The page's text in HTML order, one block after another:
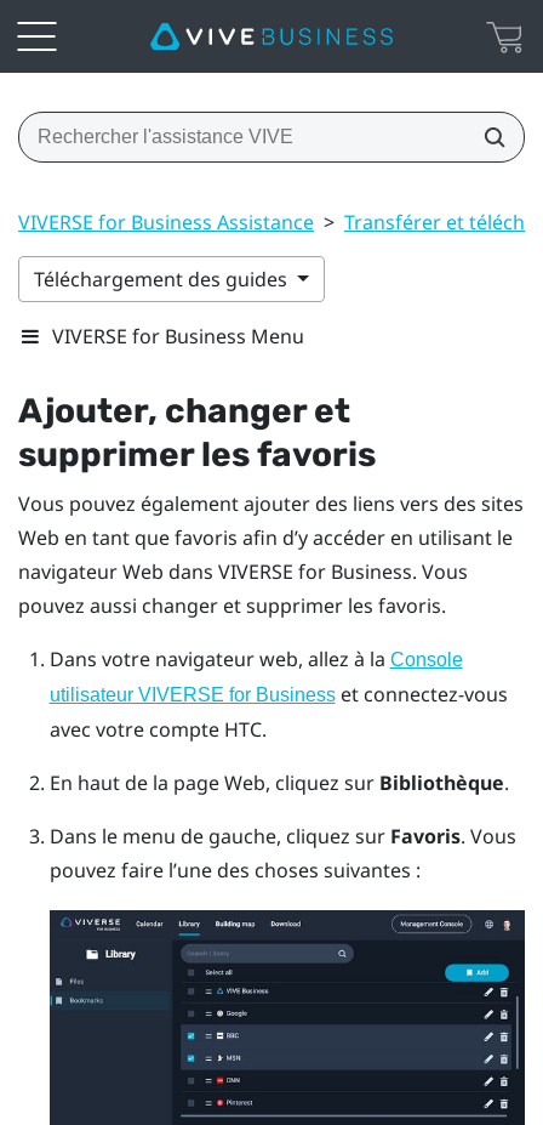
VIVERSE for Business Assistance > Transférer et
Téléchargement des guides
VIVERSE for Business Menu
Ajouter, changer et
supprimer les favoris
Vous pouvez également ajouter des liens vers des sites
Web en tant que favoris afin d’y accéder en utilisant le
navigateur Web dans VIVERSE for Business. Vous
pouvez aussi changer et supprimer les favoris.
Dans votre navigateur web, allez à la Console
utilisateur VIVERSE for Businesset connectez-vous
avec votre compte HTC.
En haut de la page Web, cliquez sur Bibliothèque.
Dans le menu de gauche, cliquez sur Favoris. Vous
pouvez faire l’une des choses suivantes :